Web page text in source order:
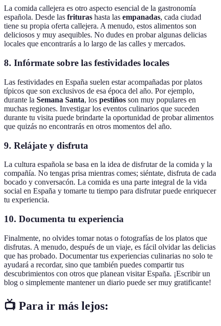
La comida callejera es otro aspecto esencial de la gastronomía
española. Desde las frituras hasta las empanadas, cada ciudad
tiene su propia oferta callejera. A menudo, estos alimentos son
deliciosos y muy asequibles. No dudes en probar algunas delicias
locales que encontrarás a lo largo de las calles y mercados.
8. Infórmate sobre las festividades locales
Las festividades en España suelen estar acompañadas por platos
típicos que son exclusivos de esa época del año. Por ejemplo,
durante la Semana Santa, los pestiños son muy populares en
muchas regiones. Investigar los eventos culinarios que suceden
durante tu visita puede brindarte la oportunidad de probar alimentos
que quizás no encontrarás en otros momentos del año.
9. Relájate y disfruta
La cultura española se basa en la idea de disfrutar de la comida y la
compañía. No tengas prisa mientras comes; siéntate, disfruta de cada
bocado y conversacón. La comida es una parte integral de la vida
social en España y tomarte tu tiempo para disfrutar puede enriquecer
tu experiencia.
10. Documenta tu experiencia
Finalmente, no olvides tomar notas o fotografías de los platos que
disfrutas. A menudo, después de un viaje, es fácil olvidar las delicias
que has probado. Documentar tus experiencias culinarias no solo te
ayudará a recordar, sino que también puedes compartir tus
descubrimientos con otros que planean visitar España. ¡Escribir un
blog o simplemente mantener un diario puede ser muy gratificante!
📺 Para ir más lejos: